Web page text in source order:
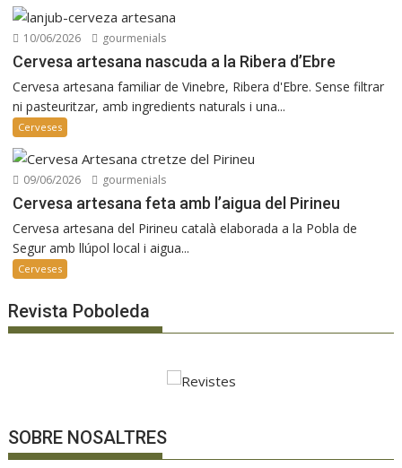
10/06/2026 gourmenials
Cervesa artesana nascuda a la Ribera d’Ebre
Cervesa artesana familiar de Vinebre, Ribera d'Ebre. Sense filtrar
ni pasteuritzar, amb ingredients naturals i una...
Cerveses
09/06/2026 gourmenials
Cervesa artesana feta amb l’aigua del Pirineu
Cervesa artesana del Pirineu català elaborada a la Pobla de
Segur amb llúpol local i aigua...
Cerveses
Revista Poboleda
SOBRE NOSALTRES